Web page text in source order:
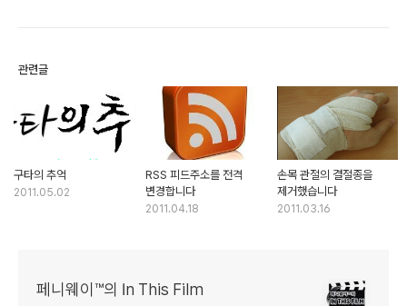
관련글
구타의 추억
2011.05.02
RSS 피드주소를 전격
변경합니다
2011.04.18
손목 관절의 결절종을
제거했습니다
2011.03.16
페니웨이™의 In This Film